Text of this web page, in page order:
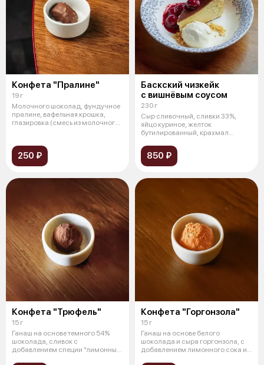
Конфета "Пралине"
19 г
Молочного шоколад, фундучное
пралине, вафельная крошка,
глазировка (смесь из молочного
250 ₽
Баскский чизкейк
с вишнёвым соусом
230 г
Сыр сливочный, сливки 33%,
яйцо куриное, желток
бутилированный, крахмал
850 ₽
Конфета "Трюфель"
15 г
Ганаш на основе темного 54%
шоколада, сливок с
добавлением специи "лимонный
Конфета "Горгонзола"
15 г
Ганаш на основе белого
шоколада и сыра горгонзола, с
добавлением лимонного сока и